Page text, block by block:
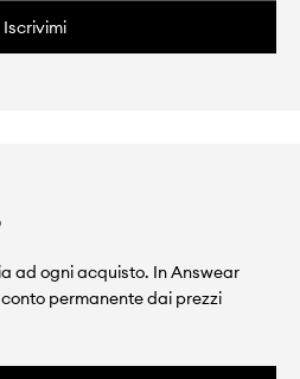
Iscrivimi
ad ogni acquisto. In Answear
permanente dai prezzi